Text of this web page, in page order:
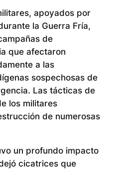
apoyados por
la Guerra Fría,
de
que afectaron
a las
sospechosas de
Las tácticas de
los militares
de numerosas
un profundo impacto
cicatrices que